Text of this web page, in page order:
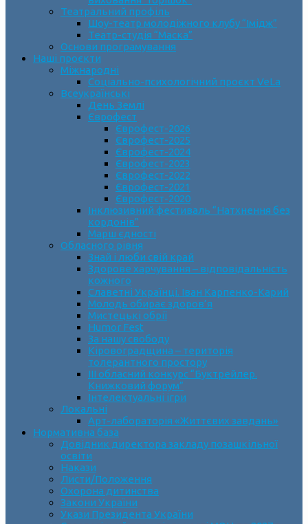
Театральний профіль
Шоу-театр молодіжного клубу “Імідж”
Театр-студія “Маска”
Основи програмування
Наші проєкти
Міжнародні
Соціально-психологічний проєкт VeLa
Всеукраїнські
День Землі
Єврофест
Єврофест-2026
Єврофест-2025
Єврофест-2024
Єврофест-2023
Єврофест-2022
Єврофест-2021
Єврофест-2020
Інклюзивний фестиваль “Натхнення без
кордонів”
Марш єдності
Обласного рівня
Знай і люби свій край
Здорове харчування – відповідальність
кожного
Славетні Українці. Іван Карпенко-Карий
Молодь обирає здоров’я
Мистецькі обрії
Humor Fest
За нашу свободу
Кіровоградщина – територія
толерантного простору
ІII обласний конкурс “Буктрейлер.
Книжковий форум”
Інтелектуальні ігри
Локальні
Арт-лабораторія «Життєвих завдань»
Нормативна база
Довідник директора закладу позашкільної
освіти
Накази
Листи/Положення
Охорона дитинства
Закони України
Укази Президента України